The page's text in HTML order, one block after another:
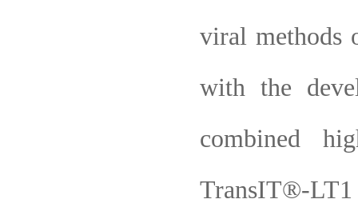
viral methods
with the
combined
TransIT®-LT1